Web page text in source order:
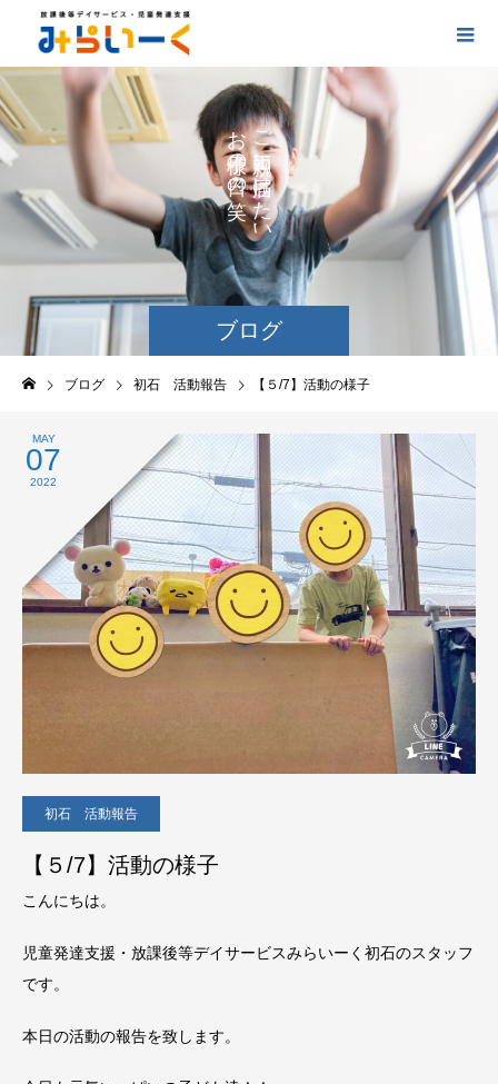
ブログ
ご
に
け
た
い
お
の
の
ブログ 初石 活動報告 【５/7】活動の様子
MAY
07
2022
初石 活動報告
【５/7】活動の様子
こんにちは。
児童発達支援・放課後等デイサービスみらいーく初石のスタッフ
です。
本日の活動の報告を致します。